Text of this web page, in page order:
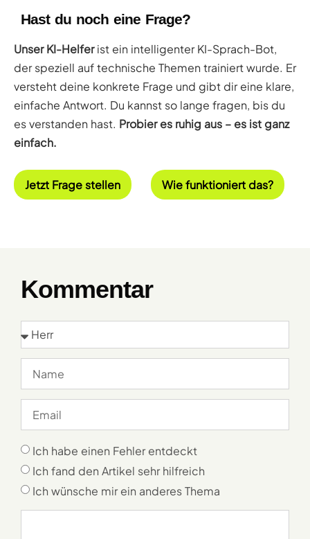
Hast du noch eine Frage?
Unser KI-Helferist ein intelligenter KI-Sprach-Bot,
der speziell auf technische Themen trainiert wurde. Er
versteht deine konkrete Frage und gibt dir eine klare,
einfache Antwort. Du kannst so lange fragen, bis du
es verstanden hast. Probier es ruhig aus – es ist ganz
einfach.
Jetzt Frage stellen Wie funktioniert das?
Kommentar
Ich habe einen Fehler entdeckt
Ich fand den Artikel sehr hilfreich
Ich wünsche mir ein anderes Thema